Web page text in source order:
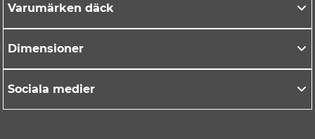
Varumärken däck
Dimensioner
Sociala medier